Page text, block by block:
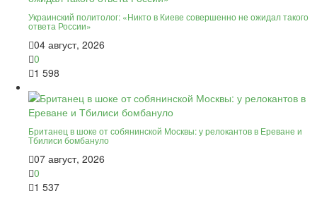
Украинский политолог: «Никто в Киеве совершенно не ожидал такого
ответа России»
04 август, 2026
0
1 598
Британец в шоке от собянинской Москвы: у релокантов в Ереване и
Тбилиси бомбануло
07 август, 2026
0
1 537